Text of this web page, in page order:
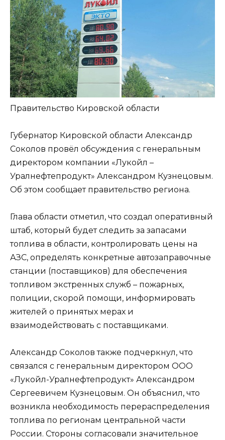
Правительство Кировской области
Губернатор Кировской области Александр
Соколов провёл обсуждения с генеральным
директором компании «Лукойл –
Уралнефтепродукт» Александром Кузнецовым.
Об этом сообщает правительство региона.
Глава области отметил, что создал оперативный
штаб, который будет следить за запасами
топлива в области, контролировать цены на
АЗС, определять конкретные автозаправочные
станции (поставщиков) для обеспечения
топливом экстренных служб – пожарных,
полиции, скорой помощи, информировать
жителей о принятых мерах и
взаимодействовать с поставщиками.
Александр Соколов также подчеркнул, что
связался с генеральным директором ООО
«Лукойл-Уралнефтепродукт» Александром
Сергеевичем Кузнецовым. Он объяснил, что
возникла необходимость перераспределения
топлива по регионам центральной части
России. Стороны согласовали значительное